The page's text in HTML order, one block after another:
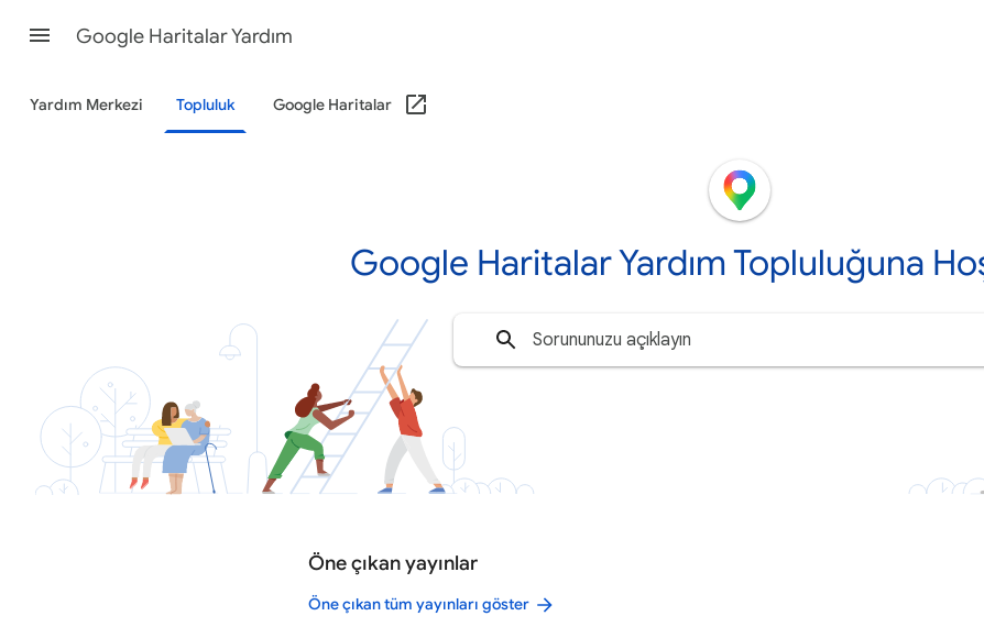
Google Haritalar Yardım
Yardım Merkezi Topluluk Google Haritalar
Google Haritalar Yardım Topluluğuna
Öne çıkan yayınlar
Öne çıkan tüm yayınları göster